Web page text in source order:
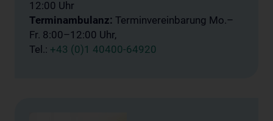
12:00 Uhr
Terminambulanz: Terminvereinbarung Mo.–
Fr. 8:00–12:00 Uhr,
Tel.: +43 (0)1 40400-64920